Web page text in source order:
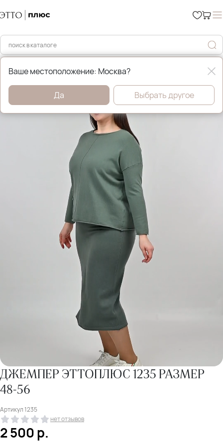
Главная Джемперы, свитера и кардиганы
ДЖЕМПЕР ЭТТОПЛЮС 1235 РАЗМЕР
48-56
Артикул1235
нет отзывов
2 500р.
Ваше местоположение: Москва?
Да Выбрать другое